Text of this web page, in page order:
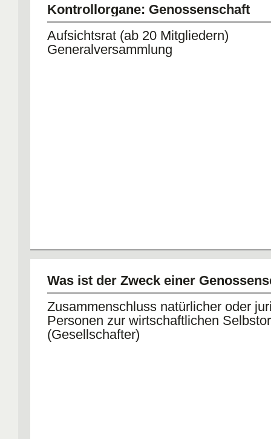
Kontrollorgane: Genossenschaft
Aufsichtsrat (ab 20 Mitgliedern)
Generalversammlung
Was ist der Zweck einer
Zusammenschluss natürlicher oder
Personen zur wirtschaftlichen
(Gesellschafter)